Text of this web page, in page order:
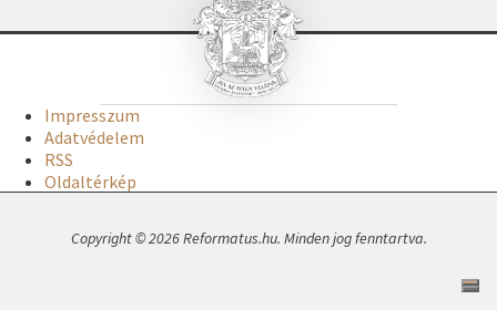
Impresszum
Adatvédelem
RSS
Oldaltérkép
Copyright © 2026 Reformatus.hu. Minden jog fenntartva.